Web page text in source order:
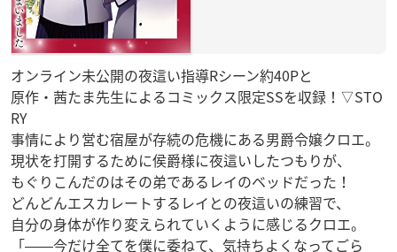
オンライン未公開の夜這い指導Rシーン約40Pと
原作・茜たま先生によるコミックス限定SSを収録！▽STO
RY
事情により営む宿屋が存続の危機にある男爵令嬢クロエ。
現状を打開するために侯爵様に夜這いしたつもりが、
もぐりこんだのはその弟であるレイのベッドだった！
どんどんエスカレートするレイとの夜這いの練習で、
自分の身体が作り変えられていくように感じるクロエ。
「――今だけ全てを僕に委ねて、気持ちよくなってごら